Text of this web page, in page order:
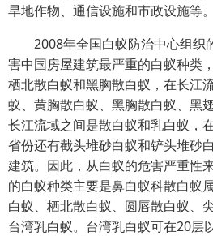
旱地作物、通信设施和市政设施等。
2008年全国白蚁防治中心组织
害中国房屋建筑最严重的白蚁种类
栖北散白蚁和黑胸散白蚁，在长江
蚁、黄胸散白蚁、黑胸散白蚁、黑
长江流域之间是散白蚁和乳白蚁，
省份还有截头堆砂白蚁和铲头堆砂
建筑。因此，从白蚁的危害严重性
的白蚁种类主要是鼻白蚁科散白蚁
白蚁、栖北散白蚁、圆唇散白蚁、
台湾乳白蚁。台湾乳白蚁可在20层